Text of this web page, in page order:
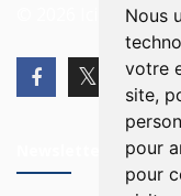
Nous
votre
site,
pour
pour
© 2026 Ici